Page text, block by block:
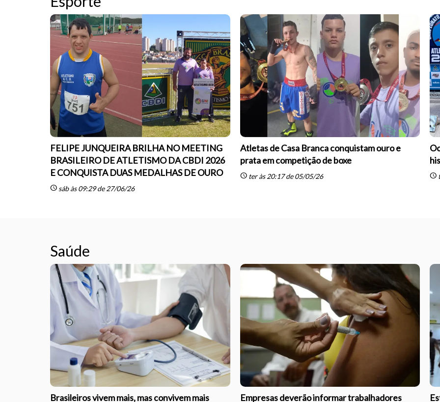
FELIPE JUNQUEIRA BRILHA NO MEETING
BRASILEIRO DE ATLETISMO DA CBDI 2026
E CONQUISTA DUAS MEDALHAS DE OURO
schedule sáb às 09:29 de 27/06/26
Atletas de Casa Branca conquistam ouro e
prata em competição de boxe
scheduleter às 20:17 de 05/05/26 schedule
Saúde
Brasileiros vivem mais, mas convivem mais Empresas deverão informar trabalhadores